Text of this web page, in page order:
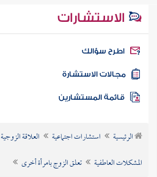
الاستشارات
سؤالك
الاستشارة
الرئيسية استشارات اجتماعية العلاقة الزوجية
المشكلات العاطفية
تعلق الزوج بامرأة أخرى